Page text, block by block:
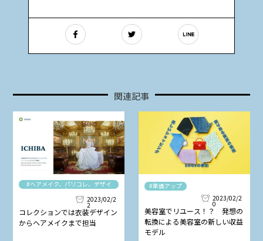
関連記事
#ヘアメイク、パリコレ、デザイ
ナー
2023/02/2
2
コレクションでは衣装デザイン
からヘアメイクまで担当
#単価アップ
2023/02/2
0
美容室でリユース！？ 発想の
転換による美容室の新しい収益
モデル